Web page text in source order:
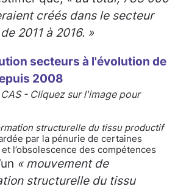
créés dans le secteur
2011 à 2016. »
- Cliquez sur l'image pour
structurelle du tissu productif
par la pénurie de certaines
l’obsolescence des compétences
« mouvement de
structurelle du tissu